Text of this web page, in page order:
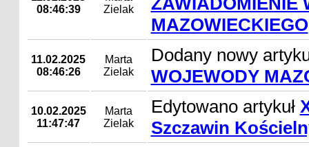
08:46:39
Zielak
MAZOWIECKIEGO
11.02.2025
08:46:26
Marta
Zielak
Dodany nowy
WOJEWODY
10.02.2025
11:47:47
Marta
Zielak
Edytowano artykuł
Szczawin